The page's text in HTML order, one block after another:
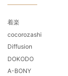
着楽
cocorozashi
Diffusion
DOKODO
A-BONY